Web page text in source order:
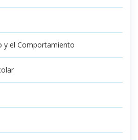
y el Comportamiento